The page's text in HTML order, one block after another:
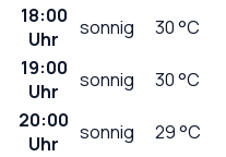
18:00
Uhr
sonnig 30°C
19:00
Uhr
sonnig 30°C
20:00
Uhr
sonnig 29°C